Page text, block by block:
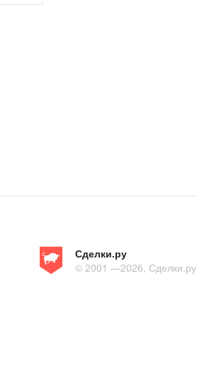
Сделки.ру
© 2001 —2026, Сделки.ру